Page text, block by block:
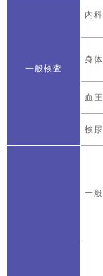
一般検査
内
身
血圧
検尿
一